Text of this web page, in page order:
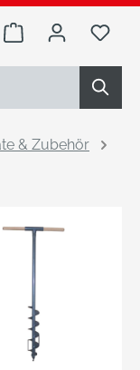
Warenkorb Du
& Zubehör